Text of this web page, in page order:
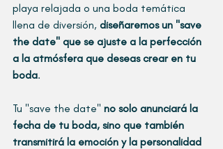
playa relajada o una boda temática
llena de diversión, diseñaremos un "save
the date" que se ajuste a la perfección
a la atmósfera que deseas crear en tu
boda.
Tu "save the date" no solo anunciará la
fecha de tu boda, sino que también
transmitirá la emoción y la personalidad